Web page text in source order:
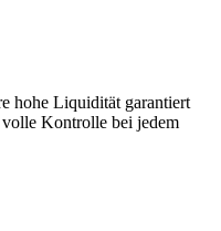
hohe Liquidität garantiert
Kontrolle bei jedem